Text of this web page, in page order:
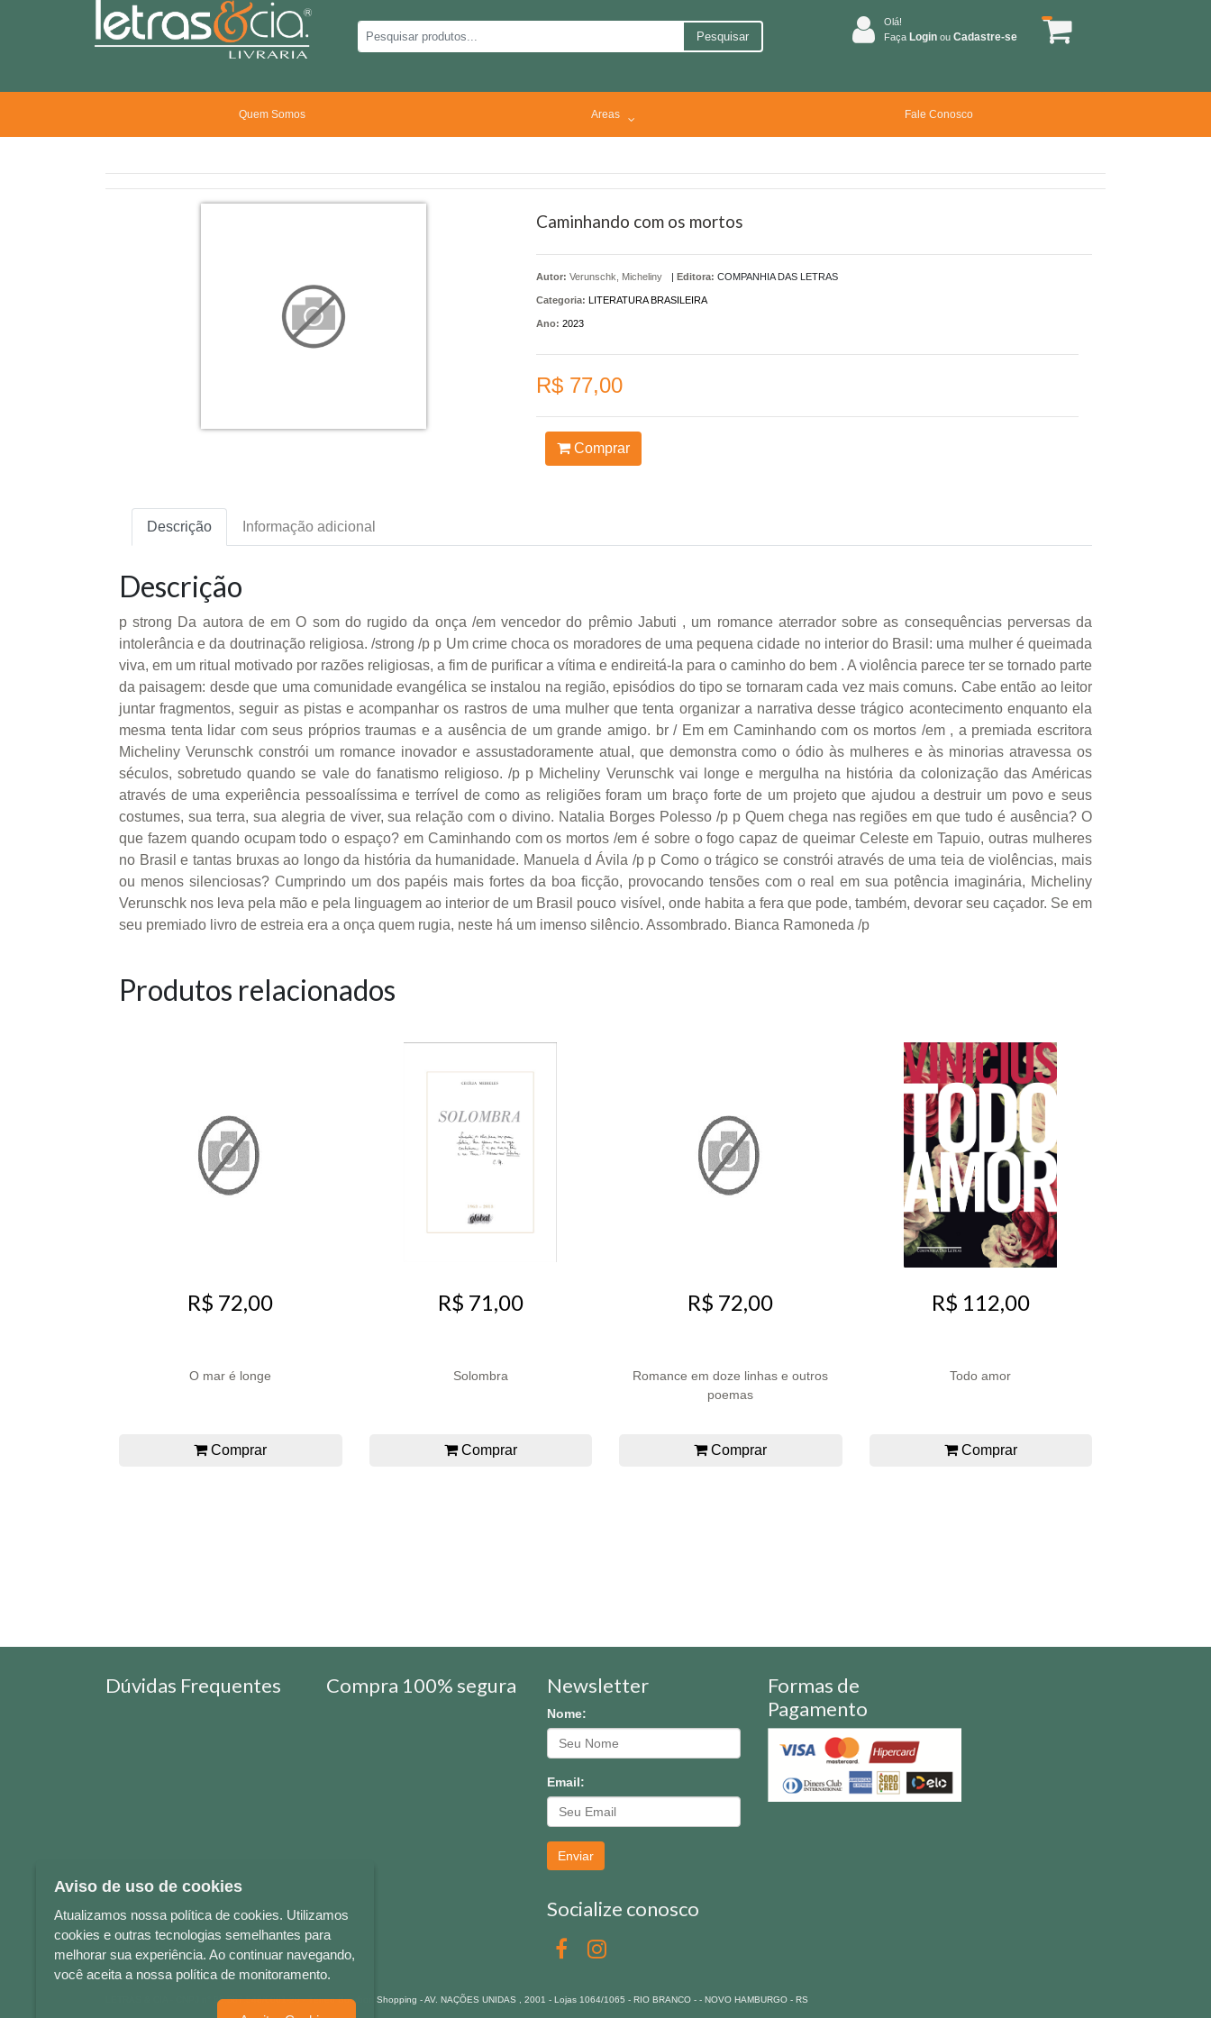
Pesquisar
Olá!
Faça Login ou Cadastre-se
Quem Somos Areas Fale Conosco
Caminhando com os mortos
Autor: Verunschk, Micheliny | Editora: COMPANHIA DAS LETRAS
Categoria: LITERATURA BRASILEIRA
Ano: 2023
R$ 77,00
Comprar
Descrição Informação adicional
Descrição
p strong Da autora de em O som do rugido da onça /em vencedor do prêmio Jabuti , um romance aterrador sobre as consequências perversas da
intolerância e da doutrinação religiosa. /strong /p p Um crime choca os moradores de uma pequena cidade no interior do Brasil: uma mulher é queimada
viva, em um ritual motivado por razões religiosas, a fim de purificar a vítima e endireitá-la para o caminho do bem . A violência parece ter se tornado parte
da paisagem: desde que uma comunidade evangélica se instalou na região, episódios do tipo se tornaram cada vez mais comuns. Cabe então ao leitor
juntar fragmentos, seguir as pistas e acompanhar os rastros de uma mulher que tenta organizar a narrativa desse trágico acontecimento enquanto ela
mesma tenta lidar com seus próprios traumas e a ausência de um grande amigo. br / Em em Caminhando com os mortos /em , a premiada escritora
Micheliny Verunschk constrói um romance inovador e assustadoramente atual, que demonstra como o ódio às mulheres e às minorias atravessa os
séculos, sobretudo quando se vale do fanatismo religioso. /p p Micheliny Verunschk vai longe e mergulha na história da colonização das Américas
através de uma experiência pessoalíssima e terrível de como as religiões foram um braço forte de um projeto que ajudou a destruir um povo e seus
costumes, sua terra, sua alegria de viver, sua relação com o divino. Natalia Borges Polesso /p p Quem chega nas regiões em que tudo é ausência? O
que fazem quando ocupam todo o espaço? em Caminhando com os mortos /em é sobre o fogo capaz de queimar Celeste em Tapuio, outras mulheres
no Brasil e tantas bruxas ao longo da história da humanidade. Manuela d Ávila /p p Como o trágico se constrói através de uma teia de violências, mais
ou menos silenciosas? Cumprindo um dos papéis mais fortes da boa ficção, provocando tensões com o real em sua potência imaginária, Micheliny
Verunschk nos leva pela mão e pela linguagem ao interior de um Brasil pouco visível, onde habita a fera que pode, também, devorar seu caçador. Se em
seu premiado livro de estreia era a onça quem rugia, neste há um imenso silêncio. Assombrado. Bianca Ramoneda /p
Produtos relacionados
R$ 72,00
O mar é longe
Comprar
R$ 71,00
Solombra
Comprar
R$ 72,00
Romance em doze linhas e outros
poemas
Comprar
R$ 112,00
Todo amor
Comprar
Dúvidas Frequentes Compra 100% segura Newsletter
Nome:
Email:
Enviar
Socialize conosco
Formas de
Pagamento
LETRAS & CIA - CNPJ n° 88.587.548/0001-20 - Térreo Bourbon Shopping - AV. NAÇÕES UNIDAS , 2001 - Lojas 1064/1065 - RIO BRANCO - - NOVO HAMBURGO - RS
Aviso de uso de cookies
Atualizamos nossa política de cookies. Utilizamos
cookies e outras tecnologias semelhantes para
melhorar sua experiência. Ao continuar navegando,
você aceita a nossa política de monitoramento.